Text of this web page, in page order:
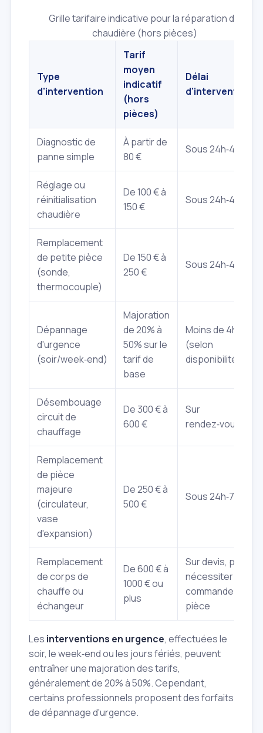
Grille tarifaire indicative pour la réparation de
chaudière (hors pièces)
Type
d'intervention
Tarif
moyen
indicatif
(hors
pièces)
Délai
d'intervention
Diagnostic de
panne simple
À partir de
80 €
Sous 24h‑48h
Réglage ou
réinitialisation
chaudière
De 100 € à
150 €
Sous 24h‑48h
Remplacement
de petite pièce
(sonde,
thermocouple)
De 150 € à
250 €
Sous 24h‑48h
Dépannage
d'urgence
(soir/week‑end)
Majoration
de 20% à
50% sur le
tarif de
base
Moins de 4h
(selon
disponibilité)
Désembouage
circuit de
chauffage
De 300 € à
600 €
Sur
rendez‑vous
Remplacement
de pièce
majeure
(circulateur,
vase
d'expansion)
De 250 € à
500 €
Sous 24h‑72h
Remplacement
de corps de
chauffe ou
échangeur
De 600 € à
1000 € ou
plus
Sur devis, peut
nécessiter
commande de
pièce
Les interventions en urgence, effectuées le
soir, le week‑end ou les jours fériés, peuvent
entraîner une majoration des tarifs,
généralement de 20% à 50%. Cependant,
certains professionnels proposent des forfaits
de dépannage d'urgence.